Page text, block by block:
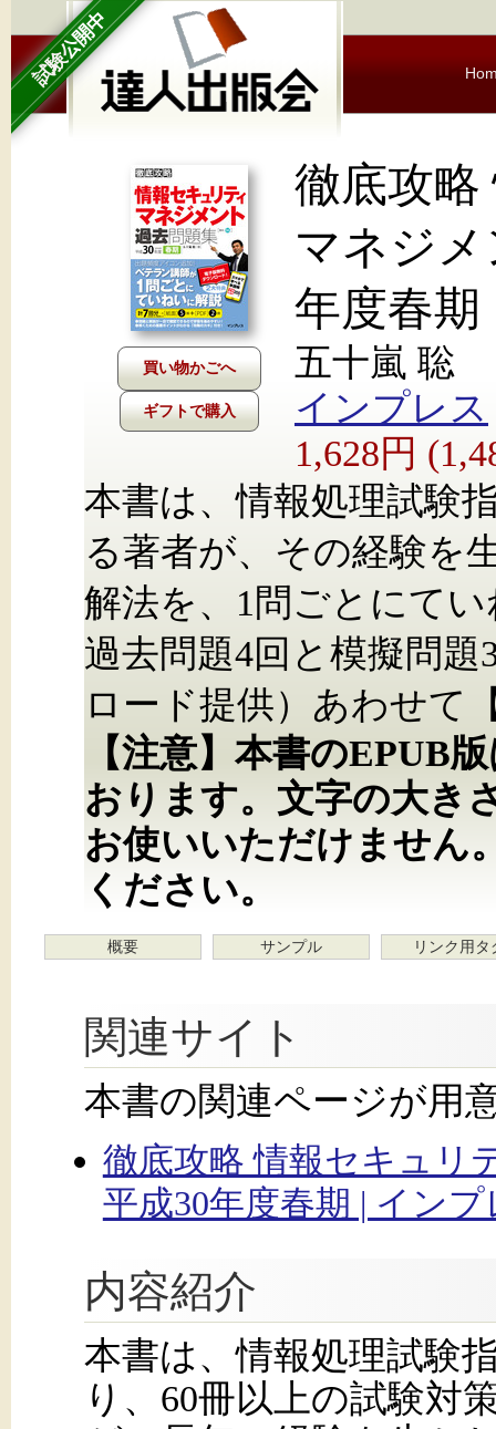
試験公開中
ギフトで購入
徹底攻
マネジ
年度春期
五十嵐 聡
インプレス
1,628円
本書は、情報処理試験
る著者が、その経験を
解法を、1問ごとにて
過去問題4回と模擬問
ロード提供）あわせて
【注意】本書のEPUB
おります。文字の大き
お使いいただけません
ください。
概要 サンプル リンク用タ
関連サイト
本書の関連ページが用
徹底攻略 情報セキュリ
平成30年度春期 | イン
内容紹介
本書は、情報処理試験
り、60冊以上の試験対